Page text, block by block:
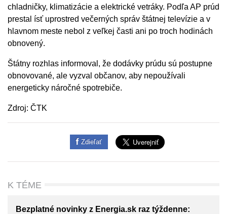
chladničky, klimatizácie a elektrické vetráky. Podľa AP prúd
prestal ísť uprostred večerných správ štátnej televízie a v
hlavnom meste nebol z veľkej časti ani po troch hodinách
obnovený.
Štátny rozhlas informoval, že dodávky prúdu sú postupne
obnovované, ale vyzval občanov, aby nepoužívali
energeticky náročné spotrebiče.
Zdroj: ČTK
Zdieľať
K TÉME
Bezplatné novinky z Energia.sk raz týždenne: